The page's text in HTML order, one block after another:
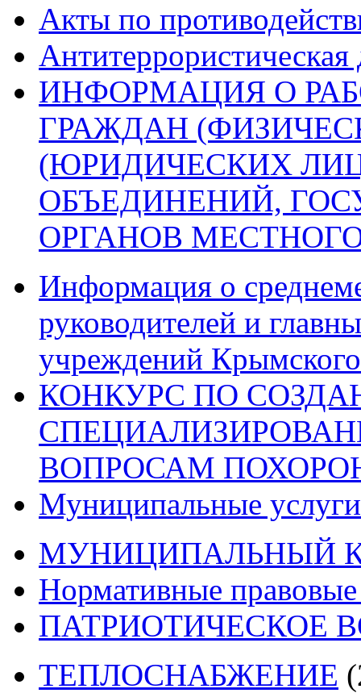
Акты по
Антитеррористическая
ИНФОРМАЦИЯ О
ГРАЖДАН
(ЮРИДИЧЕСКИХ
ОБЪЕДИНЕНИЙ,
ОРГАНОВ
Информация о
руководителей и
учреждений Крымского
КОНКУРС ПО
ВОПРОСАМ
Муниципальные услуги
МУНИЦИПАЛЬНЫЙ
Нормативные
ПАТРИОТИЧЕСКОЕ
ТЕПЛОСНАБЖЕНИЕ